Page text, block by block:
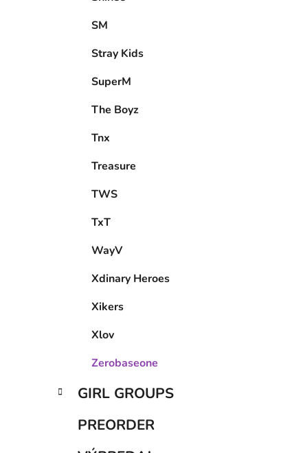
SM
Stray Kids
SuperM
The Boyz
Tnx
Treasure
TWS
TxT
WayV
Xdinary Heroes
Xikers
Xlov
Zerobaseone
GIRL GROUPS
PREORDER